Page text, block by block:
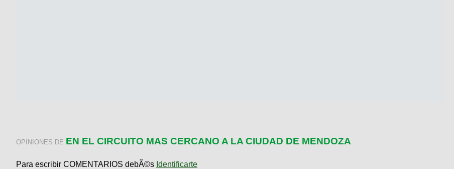
OPINIONES DE EN EL CIRCUITO MAS CERCANO A LA CIUDAD DE MENDOZA
Para escribir COMENTARIOS debÃ©s Identificarte